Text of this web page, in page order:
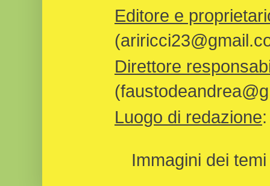
Editore e
Direttore
Luogo di redazione
Immagini dei